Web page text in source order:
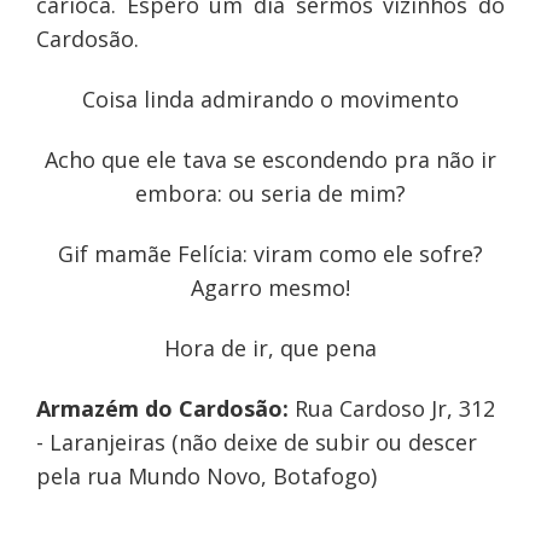
Cardosão.
Coisa linda admirando o movimento
Acho que ele tava se escondendo pra não ir
embora: ou seria de mim?
Gif mamãe Felícia: viram como ele sofre?
Agarro mesmo!
Hora de ir, que pena
Armazém do Cardosão: Rua Cardoso Jr, 312
- Laranjeiras (não deixe de subir ou descer
pela rua Mundo Novo, Botafogo)